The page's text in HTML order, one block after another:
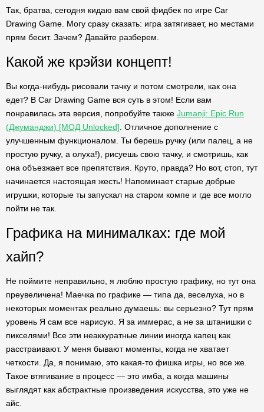
Так, братва, сегодня кидаю вам свой фидбек по игре Car
Drawing Game. Могу сразу сказать: игра затягивает, но местами
прям бесит. Зачем? Давайте разберем.
Какой же крэйзи концепт!
Вы когда-нибудь рисовали тачку и потом смотрели, как она
едет? В Car Drawing Game вся суть в этом! Если вам
понравилась эта версия, попробуйте также Jumanji: Epic Run
(Джуманджи) [МОД Unlocked] . Отличное дополнение с
улучшенным функционалом. Ты берешь ручку (или палец, а не
простую ручку, а олуха!), рисуешь свою тачку, и смотришь, как
она объезжает все препятствия. Круто, правда? Но вот, стоп, тут
начинается настоящая жесть! Напоминает старые добрые
игрушки, которые ты запускал на старом компе и где все могло
пойти не так.
Графика на минималках: где мой
хайп?
Не поймите неправильно, я люблю простую графику, но тут она
преувеличена! Маечка по графике — типа да, веселуха, но в
некоторых моментах реально думаешь: вы серьезно? Тут прям
уровень Я сам все нарисую. Я за иммерас, а не за штанишки с
пикселями! Все эти неаккуратные линии иногда капец как
расстраивают. У меня бывают моменты, когда не хватает
четкости. Да, я понимаю, это какая-то фишка игры, но все же.
Такое втягивание в процесс — это имба, а когда машины
выглядят как абстрактные произведения искусства, это уже не
айс.